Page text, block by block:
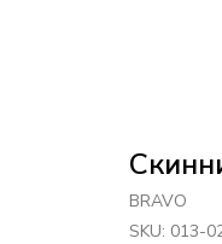
BRAVO
SKU: 013-